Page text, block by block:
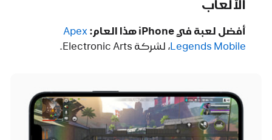
الألعاب
أفضل لعبة في iPhone هذا العام:
Apex
Legends Mobile‏، لشركة Electronic Arts.